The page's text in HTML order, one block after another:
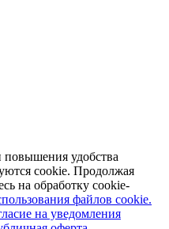
повышения удобства
cookie. Продолжая
на обработку cookie-
файлов cookie.
на уведомления